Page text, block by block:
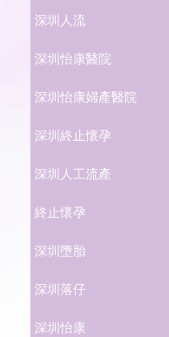
深圳人流
深圳怡康醫院
深圳怡康婦產醫院
深圳終止懷孕
深圳人工流產
終止懷孕
深圳墮胎
深圳落仔
深圳怡康